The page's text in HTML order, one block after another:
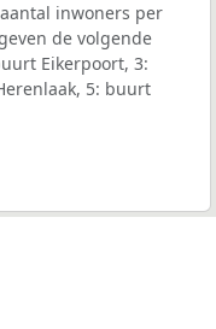
inwoners per
de volgende
Eikerpoort, 3:
5: buurt